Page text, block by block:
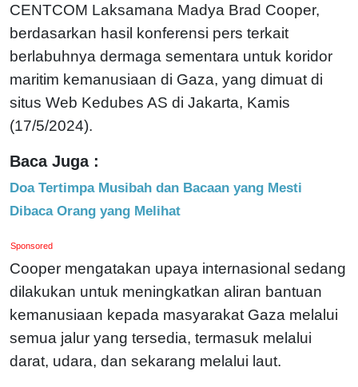
CENTCOM Laksamana Madya Brad Cooper,
berdasarkan hasil konferensi pers terkait
berlabuhnya dermaga sementara untuk koridor
maritim kemanusiaan di Gaza, yang dimuat di
situs Web Kedubes AS di Jakarta, Kamis
(17/5/2024).
Baca Juga :
Doa Tertimpa Musibah dan Bacaan yang Mesti
Dibaca Orang yang Melihat
Sponsored
Cooper mengatakan upaya internasional sedang
dilakukan untuk meningkatkan aliran bantuan
kemanusiaan kepada masyarakat Gaza melalui
semua jalur yang tersedia, termasuk melalui
darat, udara, dan sekarang melalui laut.